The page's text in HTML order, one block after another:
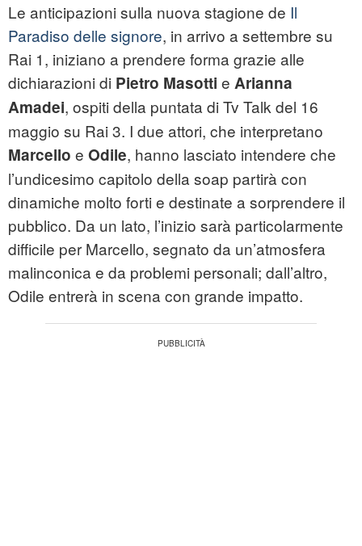
Le anticipazioni sulla nuova stagione de Il
Paradiso delle signore, in arrivo a settembre su
Rai 1, iniziano a prendere forma grazie alle
dichiarazioni di Pietro Masotti e Arianna
Amadei, ospiti della puntata di Tv Talk del 16
maggio su Rai 3. I due attori, che interpretano
Marcello e Odile, hanno lasciato intendere che
l’undicesimo capitolo della soap partirà con
dinamiche molto forti e destinate a sorprendere il
pubblico. Da un lato, l’inizio sarà particolarmente
difficile per Marcello, segnato da un’atmosfera
malinconica e da problemi personali; dall’altro,
Odile entrerà in scena con grande impatto.